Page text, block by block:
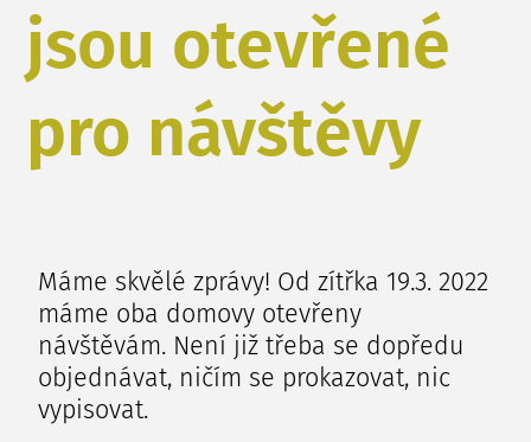
jsou otevřené
pro návštěvy
Máme skvělé zprávy! Od zítřka 19.3. 2022
máme oba domovy otevřeny
návštěvám. Není již třeba se dopředu
objednávat, ničím se prokazovat, nic
vypisovat.